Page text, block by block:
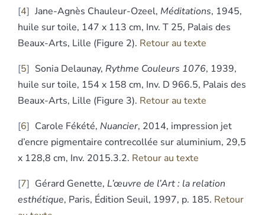
4
Jane-Agnès Chauleur-Ozeel, Méditations, 1945,
huile sur toile, 147 x 113 cm, Inv. T 25, Palais des
Beaux-Arts, Lille (Figure 2). Retour au texte
5
Sonia Delaunay, Rythme Couleurs 1076, 1939,
huile sur toile, 154 x 158 cm, Inv. D 966.5, Palais des
Beaux-Arts, Lille (Figure 3). Retour au texte
6
Carole Fékété, Nuancier, 2014, impression jet
d’encre pigmentaire contrecollée sur aluminium, 29,5
x 128,8 cm, Inv. 2015.3.2. Retour au texte
7
Gérard Genette, L’œuvre de l’Art : la relation
esthétique, Paris, Édition Seuil, 1997, p. 185. Retour